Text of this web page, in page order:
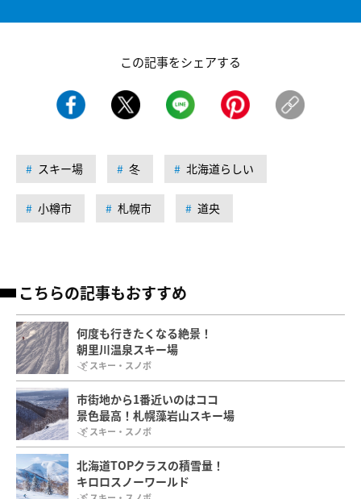
この記事をシェアする
スキー場 冬 北海道らしい
小樽市 札幌市 道央
こちらの記事もおすすめ
何度も行きたくなる絶景！
朝里川温泉スキー場
スキー・スノボ
市街地から1番近いのはココ
景色最高！札幌藻岩山スキー場
スキー・スノボ
北海道TOPクラスの積雪量！
キロロスノーワールド